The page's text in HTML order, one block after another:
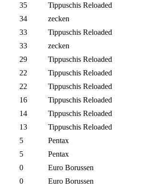
35
Tippuschis Reloaded
34
zecken
33
Tippuschis Reloaded
33
zecken
29
Tippuschis Reloaded
22
Tippuschis Reloaded
22
Tippuschis Reloaded
16
Tippuschis Reloaded
14
Tippuschis Reloaded
13
Tippuschis Reloaded
5
Pentax
5
Pentax
0
Euro Borussen
0
Euro Borussen